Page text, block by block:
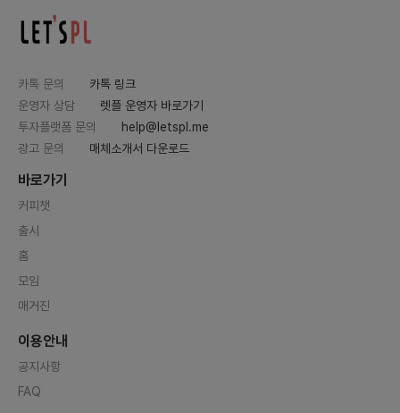
카톡 문의
카톡 링크
운영자 상담
렛플 운영자 바로가기
투자플랫폼 문의
help@letspl.me
광고 문의
매체소개서 다운로드
바로가기
커피챗
출시
홈
모임
매거진
이용안내
공지사항
FAQ